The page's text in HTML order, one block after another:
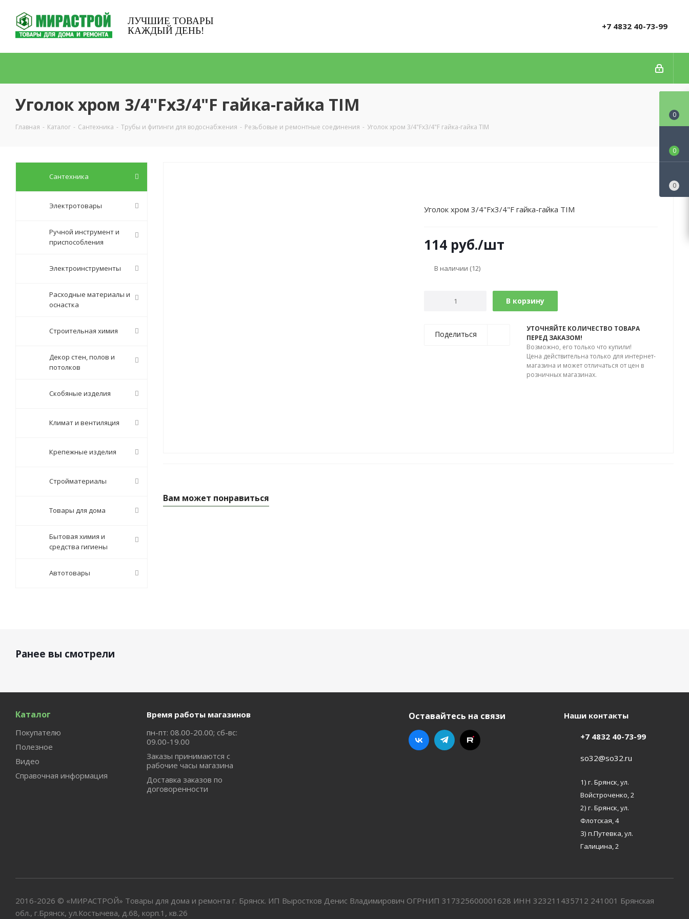
ЛУЧШИЕ ТОВАРЫ
КАЖДЫЙ ДЕНЬ!
+7 4832 40-73-99
Уголок хром 3/4"Fx3/4"F гайка-гайка TIM
Главная - Каталог - Сантехника - Трубы и фитинги для водоснабжения - Резьбовые и ремонтные соединения - Уголок хром 3/4"Fx3/4"F гайка-гайка TIM
Уголок хром 3/4"Fx3/4"F гайка-гайка TIM
114 руб./шт
В наличии (12)
В корзину
Поделиться
УТОЧНЯЙТЕ КОЛИЧЕСТВО ТОВАРА
ПЕРЕД ЗАКАЗОМ!
Возможно, его только что купили!
Цена действительна только для интернет-
магазина и может отличаться от цен в
розничных магазинах.
Вам может понравиться
Сантехника
Электротовары
Ручной инструмент и
приспособления
Электроинструменты
Расходные материалы и
оснастка
Строительная химия
Декор стен, полов и
потолков
Скобяные изделия
Климат и вентиляция
Крепежные изделия
Стройматериалы
Товары для дома
Бытовая химия и
средства гигиены
Автотовары
Ранее вы смотрели
Каталог
Покупателю
Полезное
Видео
Справочная информация
Время работы магазинов
пн-пт: 08.00-20.00; сб-вс:
09.00-19.00
Заказы принимаются с
рабочие часы магазина
Доставка заказов по
договоренности
Оставайтесь на связи Наши контакты
+7 4832 40-73-99
so32@so32.ru
1) г. Брянск, ул.
Войстроченко, 2
2) г. Брянск, ул.
Флотская, 4
3) п.Путевка, ул.
Галицина, 2
2016-2026 © «МИРАСТРОЙ» Товары для дома и ремонта г. Брянск. ИП Выростков Денис Владимирович ОГРНИП 317325600001628 ИНН 323211435712 241001 Брянская
обл., г.Брянск, ул.Костычева, д.68, корп.1, кв.26
0
0
0